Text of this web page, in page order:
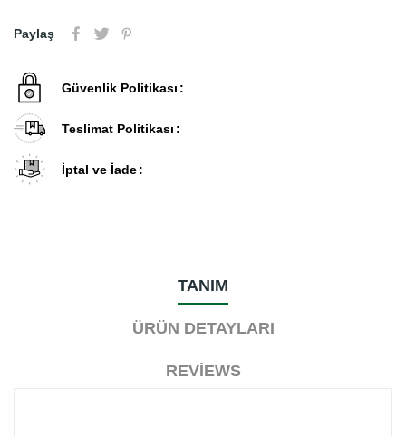
Paylaş
Güvenlik Politikası
Teslimat Politikası
İptal ve İade
TANIM
ÜRÜN DETAYLARI
REVIEWS